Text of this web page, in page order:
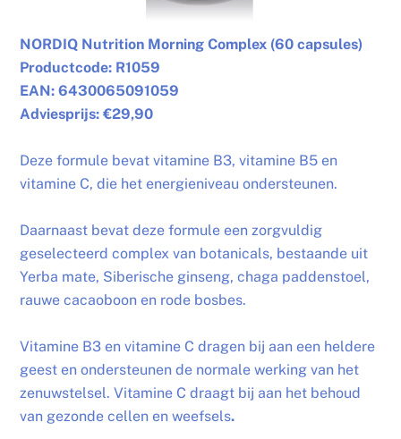
NORDIQ Nutrition Morning Complex (60 capsules)
Productcode: R1059
EAN: 6430065091059
Adviesprijs: €29,90
Deze formule bevat vitamine B3, vitamine B5 en
vitamine C, die het energieniveau ondersteunen.
Daarnaast bevat deze formule een zorgvuldig
geselecteerd complex van botanicals, bestaande uit
Yerba mate, Siberische ginseng, chaga paddenstoel,
rauwe cacaoboon en rode bosbes.
Vitamine B3 en vitamine C dragen bij aan een heldere
geest en ondersteunen de normale werking van het
zenuwstelsel. Vitamine C draagt bij aan het behoud
van gezonde cellen en weefsels.